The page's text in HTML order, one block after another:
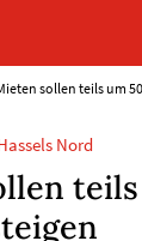
sollen teils um
Nord